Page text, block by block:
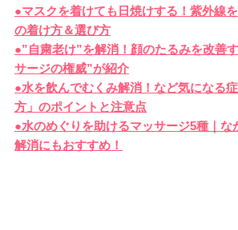
●マスクを着けても日焼けする！紫外線
の着け方＆選び方
●”自粛老け”を解消！顔のたるみを改善
サージの権威”が紹介
●水を飲んでむくみ解消！など気になる
方」のポイントと注意点
●水のめぐりを助けるマッサージ5種｜な
解消にもおすすめ！